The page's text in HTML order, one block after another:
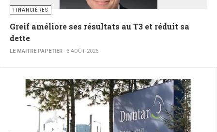
FINANCIÈRES
Greif améliore ses résultats au T3 et réduit sa
dette
LE MAITRE PAPETIER 3 AOÛT 2026